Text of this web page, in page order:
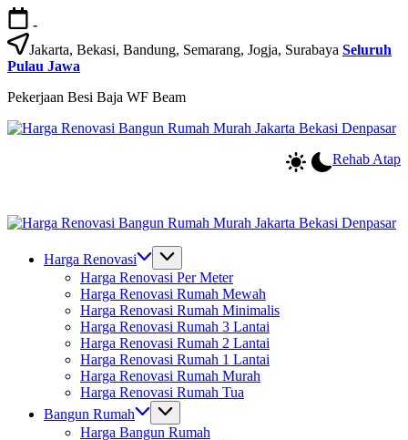
Skip
to
content
-
Jakarta, Bekasi, Bandung, Semarang, Jogja, Surabaya Seluruh
Pulau Jawa
Pekerjaan Besi Baja WF Beam
Harga
Jakarta
Bekasi
Jasa
Rumah
Bekasi
Jakarta.-
Rehab Atap
Harga
Bangun
Jasa
RumahHarga Renovasi
Harga Renovasi Per Meter
Harga Renovasi Rumah Mewah
Harga Renovasi Rumah Minimalis
Harga Renovasi Rumah 3 Lantai
Harga Renovasi Rumah 2 Lantai
Harga Renovasi Rumah 1 Lantai
Harga Renovasi Rumah Murah
Harga Renovasi Rumah Tua
Bangun Rumah
Harga Bangun Rumah